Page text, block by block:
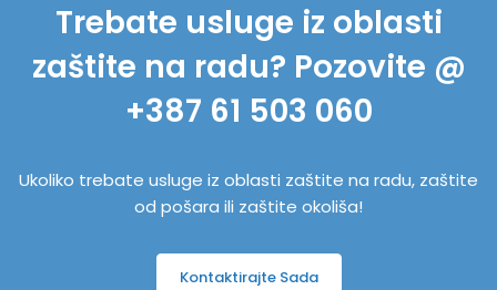
Trebate usluge iz oblasti
zaštite na radu? Pozovite @
+387 61 503 060
Ukoliko trebate usluge iz oblasti zaštite na radu, zaštite
od pošara ili zaštite okoliša!
Kontaktirajte Sada